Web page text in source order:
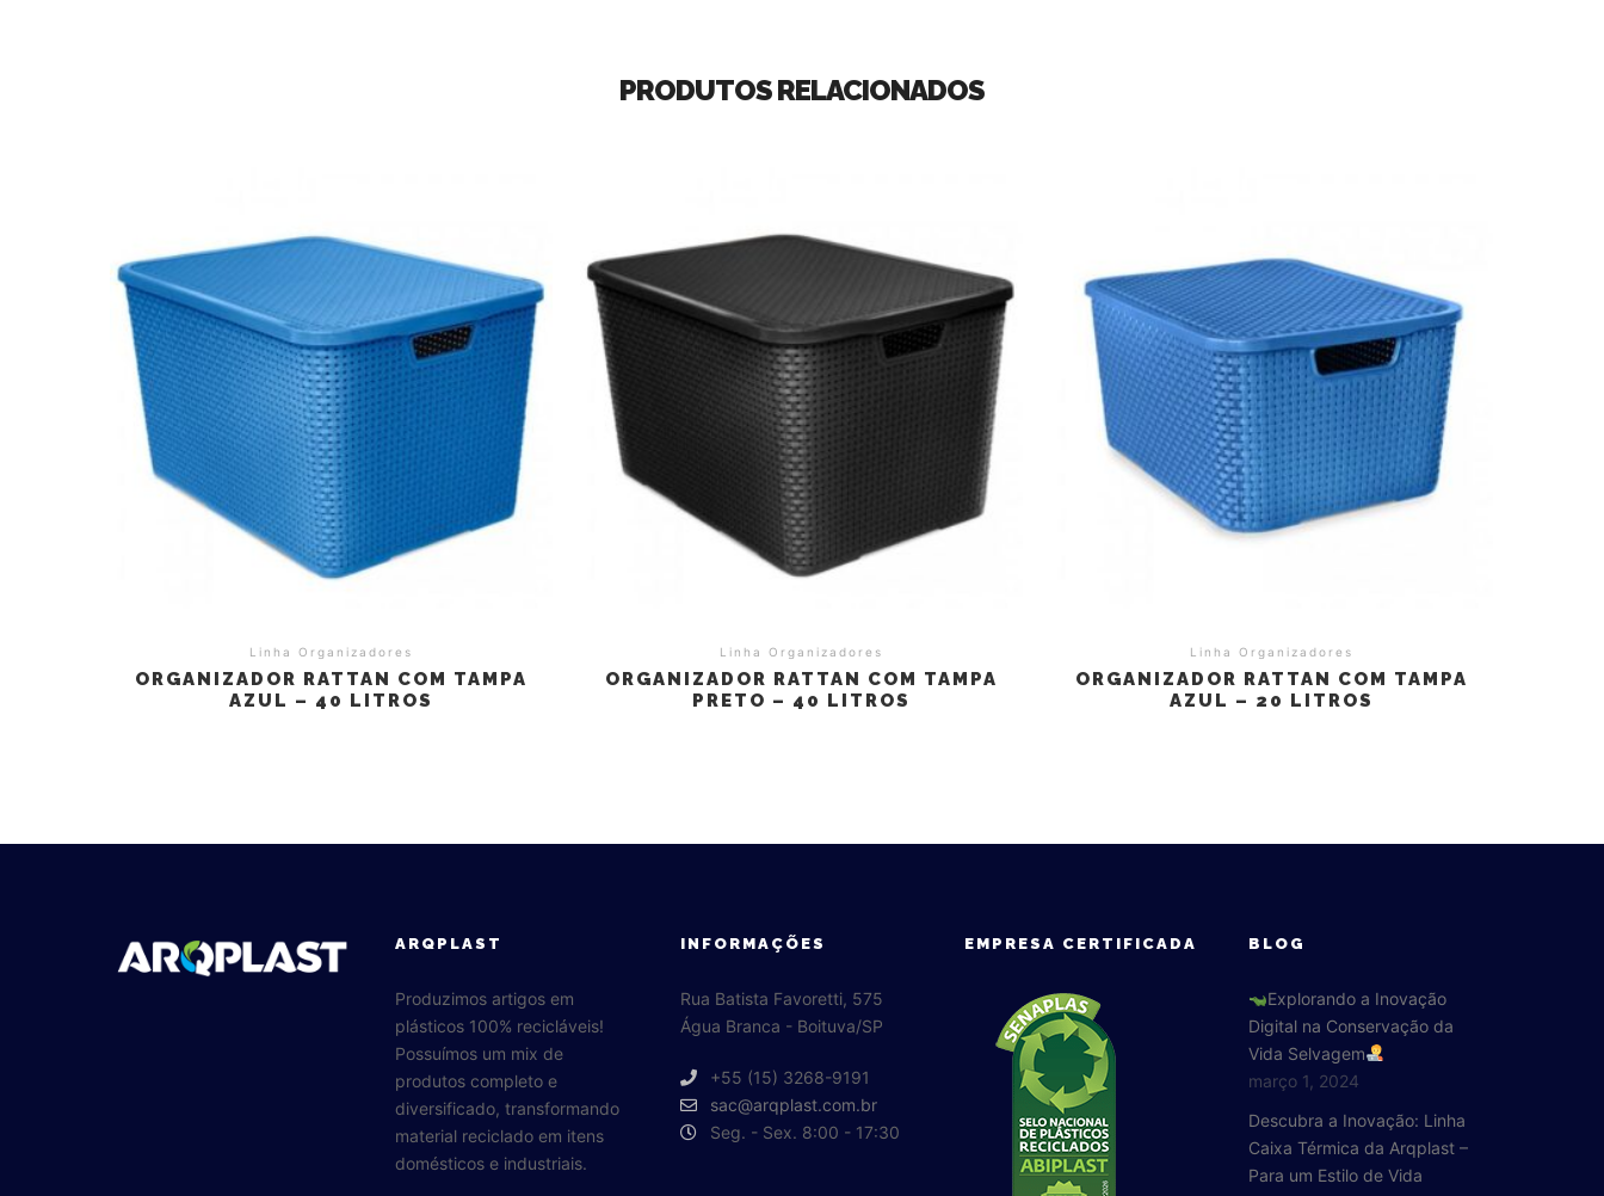
PRODUTOS RELACIONADOS
Linha Organizadores
ORGANIZADOR RATTAN COM TAMPA
AZUL – 40 LITROS
Linha Organizadores
ORGANIZADOR RATTAN COM TAMPA
PRETO – 40 LITROS
Linha Organizadores
ORGANIZADOR RATTAN COM TAMPA
AZUL – 20 LITROS
ARQPLAST
Produzimos artigos em
plásticos 100% recicláveis!
Possuímos um mix de
produtos completo e
diversificado, transformando
material reciclado em itens
domésticos e industriais.
INFORMAÇÕES
Rua Batista Favoretti, 575
Água Branca - Boituva/SP
+55 (15) 3268-9191
sac@arqplast.com.br
Seg. - Sex. 8:00 - 17:30
EMPRESA CERTIFICADA BLOG
Explorando a Inovação
Digital na Conservação da
Vida Selvagem
março 1, 2024
Descubra a Inovação: Linha
Caixa Térmica da Arqplast –
Para um Estilo de Vida